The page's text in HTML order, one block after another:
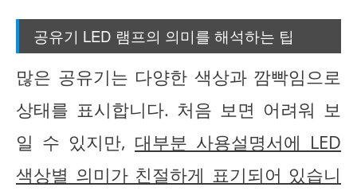
공유기 LED 램프의 의미를 해석하는 팁
많은 공유기는 다양한 색상과 깜빡임으로
상태를 표시합니다. 처음 보면 어려워 보
일 수 있지만, 대부분 사용설명서에 LED
색상별 의미가 친절하게 표기되어 있습니